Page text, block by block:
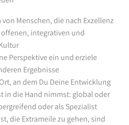
Menschen, die nach Exzellenz
integrativen und
Perspektive ein und erziele
Ergebnisse
an dem Du Deine Entwicklung
in die Hand nimmst: global oder
oder als Spezialist
die Extrameile zu gehen, sind